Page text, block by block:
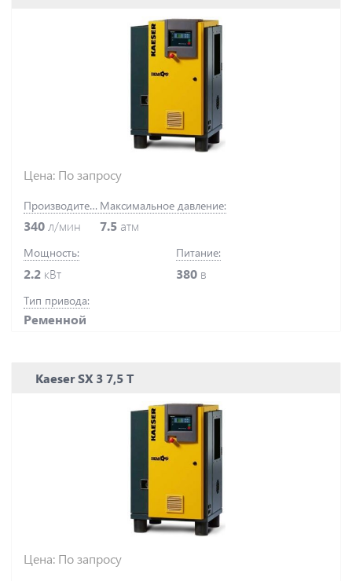
Цена: По запросу
Производительность:
340 л/мин
Максимальное давление:
7.5 атм
Мощность:
2.2 кВт
Питание:
380 в
Тип привода:
Ременной
Kaeser SX 3 7,5 T
Цена: По запросу